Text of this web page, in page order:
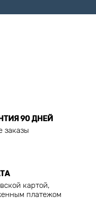
90 ДНЕЙ
заказы
картой,
платежом